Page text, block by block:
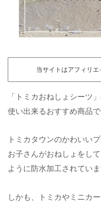
当サイトはアフィリエ
「トミカおねしょシーツ
使い出来るおすすめ商品で
トミカタウンのかわいい
お子さんがおねしょをし
ように防水加工されていま
しかも、トミカやミニカ